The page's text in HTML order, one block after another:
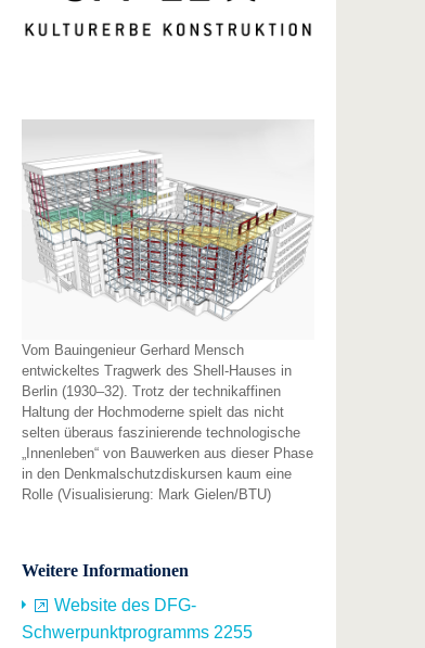
Vom Bauingenieur Gerhard Mensch
entwickeltes Tragwerk des Shell-Hauses in
Berlin (1930–32). Trotz der technikaffinen
Haltung der Hochmoderne spielt das nicht
selten überaus faszinierende technologische
„Innenleben“ von Bauwerken aus dieser Phase
in den Denkmalschutzdiskursen kaum eine
Rolle (Visualisierung: Mark Gielen/BTU)
Weitere Informationen
Website des DFG-
Schwerpunktprogramms 2255